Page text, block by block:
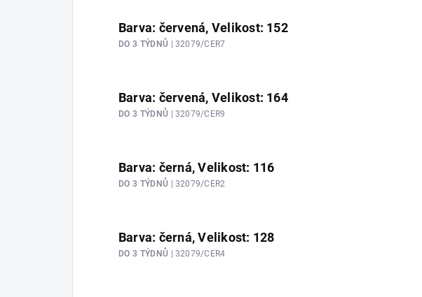
Barva: červená, Velikost: 152
DO 3 TÝDNŮ | 32079/CER7
Barva: červená, Velikost: 164
DO 3 TÝDNŮ | 32079/CER9
Barva: černá, Velikost: 116
DO 3 TÝDNŮ | 32079/CER2
Barva: černá, Velikost: 128
DO 3 TÝDNŮ | 32079/CER4